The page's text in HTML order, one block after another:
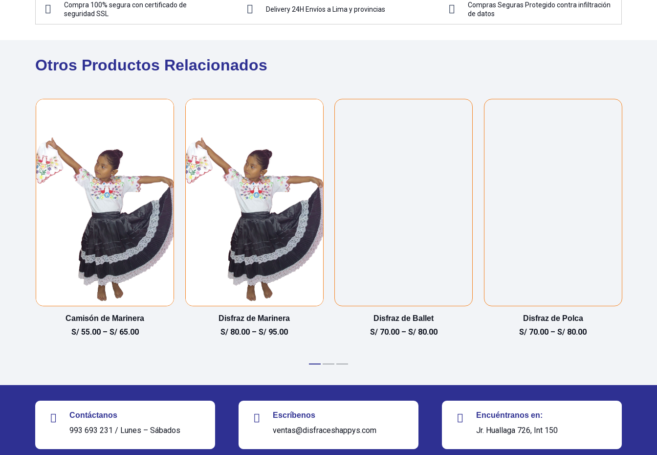
Compra 100% segura con certificado de
seguridad SSL
Delivery 24H Envíos a Lima y provincias
Compras Seguras Protegido contra infiltración
de datos
Otros Productos Relacionados
Camisón de Marinera
S/55.00– S/65.00
Disfraz de Marinera
S/ 80.00 –S/ 95.00
Disfraz de Ballet
S/70.00– S/80.00
Disfraz de Polca
S/ 70.00 –S/ 80.00
Contáctanos
993 693 231 / Lunes – Sábados
Escríbenos
ventas@disfraceshappys.com
Encuéntranos en:
Jr. Huallaga 726, Int 150